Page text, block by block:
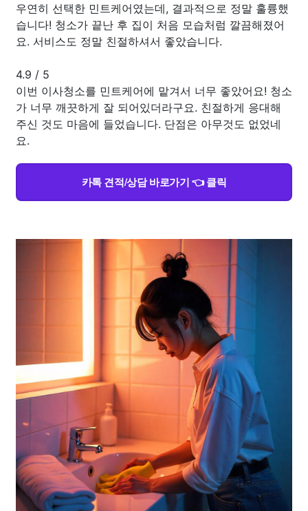
우연히 선택한 민트케어였는데, 결과적으로 정말 훌륭했
습니다! 청소가 끝난 후 집이 처음 모습처럼 깔끔해졌어
요. 서비스도 정말 친절하셔서 좋았습니다.
4.9 / 5
이번 이사청소를 민트케어에 맡겨서 너무 좋았어요! 청소
가 너무 깨끗하게 잘 되어있더라구요. 친절하게 응대해
주신 것도 마음에 들었습니다. 단점은 아무것도 없었네
요.
카톡 견적/상담 바로가기 👈 클릭